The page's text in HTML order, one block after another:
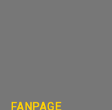
FANPAGE